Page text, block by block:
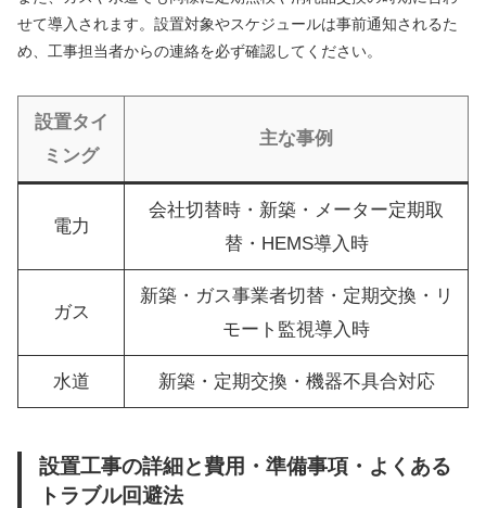
せて導入されます。設置対象やスケジュールは事前通知されるた
め、工事担当者からの連絡を必ず確認してください。
設置タイ
ミング
主な事例
電力
会社切替時・新築・メーター定期取
替・HEMS導入時
ガス
新築・ガス事業者切替・定期交換・リ
モート監視導入時
水道 新築・定期交換・機器不具合対応
設置工事の詳細と費用・準備事項・よくある
トラブル回避法